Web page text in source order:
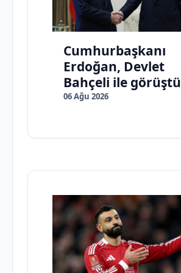
Cumhurbaşkanı
Erdoğan, Devlet
Bahçeli ile görüştü
06 Ağu 2026